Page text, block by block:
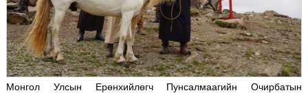
Монгол Улсын Ерөнхийлөгч Пунсалмаагийн Очирбатын